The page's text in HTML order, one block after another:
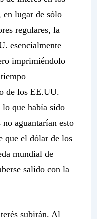
lugar de sólo
regulares, la
esencialmente
imprimiéndolo
de los EE.UU.
lo que había sido
aguantarían esto
que el dólar de los
mundial de
salido con la
subirán. Al